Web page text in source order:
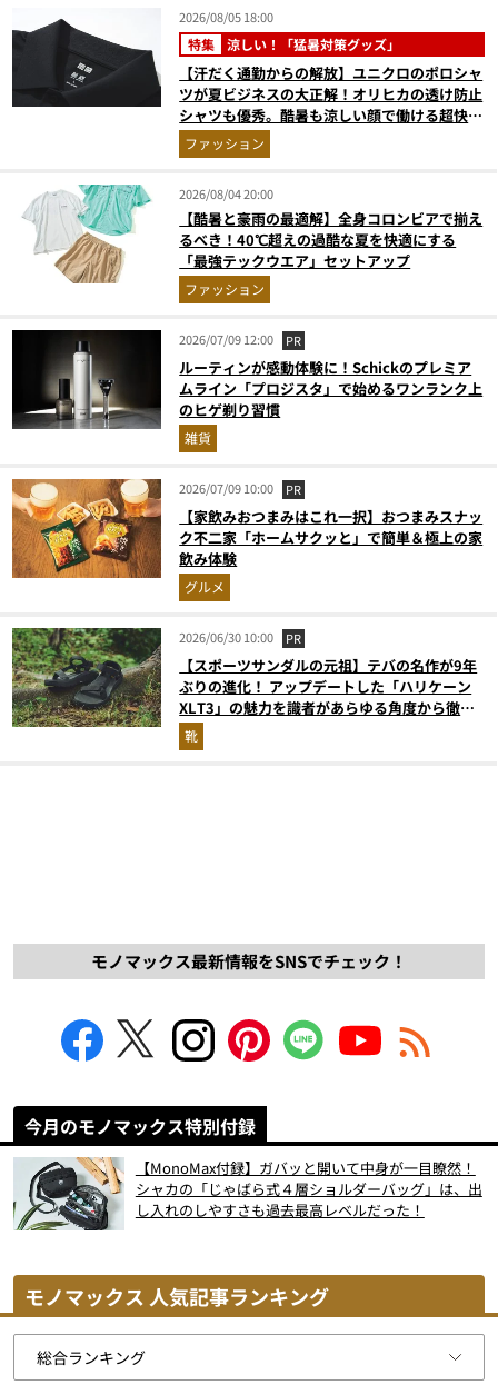
2026/08/05 18:00
特集 涼しい！「猛暑対策グッズ」
【汗だく通勤からの解放】ユニクロのポロシャ
ツが夏ビジネスの大正解！オリヒカの透け防止
シャツも優秀。酷暑も涼しい顔で働ける超快適
ウエアの実力
ファッション
2026/08/04 20:00
【酷暑と豪雨の最適解】全身コロンビアで揃え
るべき！40℃超えの過酷な夏を快適にする
「最強テックウエア」セットアップ
ファッション
2026/07/09 12:00 PR
ルーティンが感動体験に！Schickのプレミア
ムライン「プロジスタ」で始めるワンランク上
のヒゲ剃り習慣
雑貨
2026/07/09 10:00 PR
【家飲みおつまみはこれ一択】おつまみスナッ
ク不二家「ホームサクッと」で簡単＆極上の家
飲み体験
グルメ
2026/06/30 10:00 PR
【スポーツサンダルの元祖】テバの名作が9年
ぶりの進化！ アップデートした「ハリケーン
XLT3」の魅力を識者があらゆる角度から徹底
解説！
靴
モノマックス最新情報をSNSでチェック！
今月のモノマックス特別付録
【MonoMax付録】ガバッと開いて中身が一目瞭然！
シャカの「じゃばら式４層ショルダーバッグ」は、出
し入れのしやすさも過去最高レベルだった！
モノマックス 人気記事ランキング